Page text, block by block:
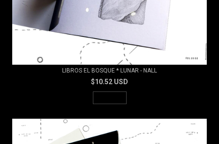
LIBROS EL BOSQUE * LUNAR - NALL
$10.52 USD